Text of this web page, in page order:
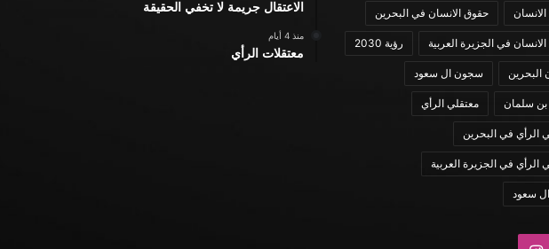
حقوق الانسان في البحرين
في الجزيرة العربية رؤية 2030
سجون ال سعود
سلمان معتقلي الرأي
الرأي في البحرين
الرأي في الجزيرة العربية
سعود
الاعتقال جريمة لا تخفي الحقيقة
منذ 4 أيام
معتقلات الرأي